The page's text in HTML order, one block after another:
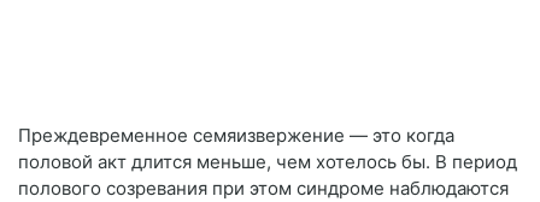
Преждевременное семяизвержение — это когда
половой акт длится меньше, чем хотелось бы. В период
полового созревания при этом синдроме наблюдаются